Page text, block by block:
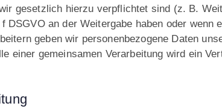
gesetzlich hierzu verpflichtet sind (z. B.
an der Weitergabe haben oder wenn
geben wir personenbezogene Daten
einer gemeinsamen Verarbeitung wird ein